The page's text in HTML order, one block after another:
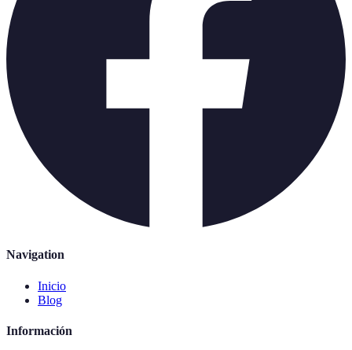
Navigation
Inicio
Blog
Información